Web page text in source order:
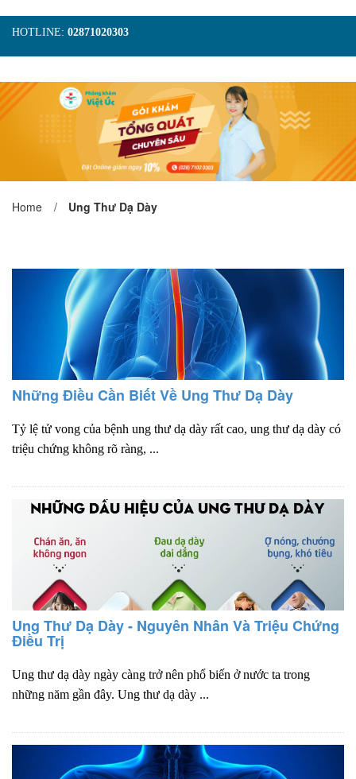
HOTLINE: 02871020303
TRANG CHỦ
GIỚI THIỆU
TIN TỨC
DỊCH VỤ
GÓI KHÁM
HÌNH ẢNH
LIÊN HỆ
ĐẶT LỊCH KHÁM
Home / Ung Thư Dạ Dày
Những Điều Cần Biết Về Ung Thư Dạ Dày
Tỷ lệ tử vong của bệnh ung thư dạ dày rất cao, ung thư dạ dày có
triệu chứng không rõ ràng, ...
Ung Thư Dạ Dày - Nguyên Nhân Và Triệu Chứng
Điều Trị
Ung thư dạ dày ngày càng trở nên phổ biến ở nước ta trong
những năm gần đây. Ung thư dạ dày ...